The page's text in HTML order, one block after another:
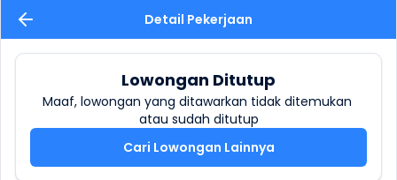
Detail Pekerjaan
Lowongan Ditutup
Maaf, lowongan yang ditawarkan tidak ditemukan
atau sudah ditutup
Cari Lowongan Lainnya